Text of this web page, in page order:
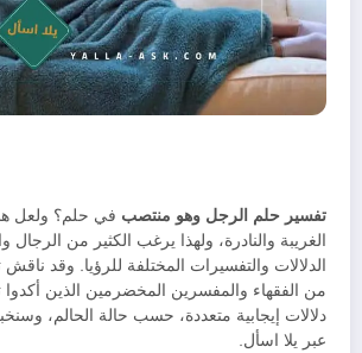
تفسير حلم الرجل وهو منتصب في حلم؟ ولعل
الغريبة والنادرة، ولهذا يرغب الكثير من
الدلالات والتفسيرات المختلفة للرؤيا. وقد ناقش
من الفقهاء والمفسرين المخضرمين الذين أكدوا
دلالات إيجابية متعددة، حسب حالة الحالم،
عبر يلا اسأل.